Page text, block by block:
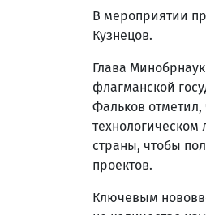
В мероприятии
Кузнецов.
Глава
флагманской
Фальков
технологическом
страны, чтобы
проектов.
Ключевым